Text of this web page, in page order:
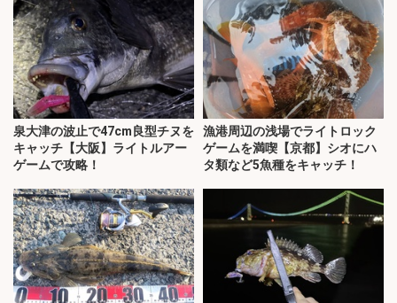
泉大津の波止で47cm良型チヌを
キャッチ【大阪】ライトルアー
ゲームで攻略！
漁港周辺の浅場でライトロック
ゲームを満喫【京都】シオにハ
タ類など5魚種をキャッチ！